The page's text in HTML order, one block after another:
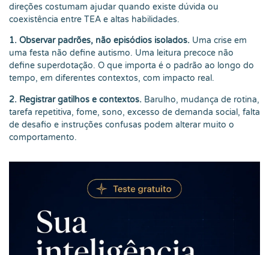
direções costumam ajudar quando existe dúvida ou
coexistência entre TEA e altas habilidades.
1. Observar padrões, não episódios isolados. Uma crise em
uma festa não define autismo. Uma leitura precoce não
define superdotação. O que importa é o padrão ao longo do
tempo, em diferentes contextos, com impacto real.
2. Registrar gatilhos e contextos. Barulho, mudança de rotina,
tarefa repetitiva, fome, sono, excesso de demanda social, falta
de desafio e instruções confusas podem alterar muito o
comportamento.